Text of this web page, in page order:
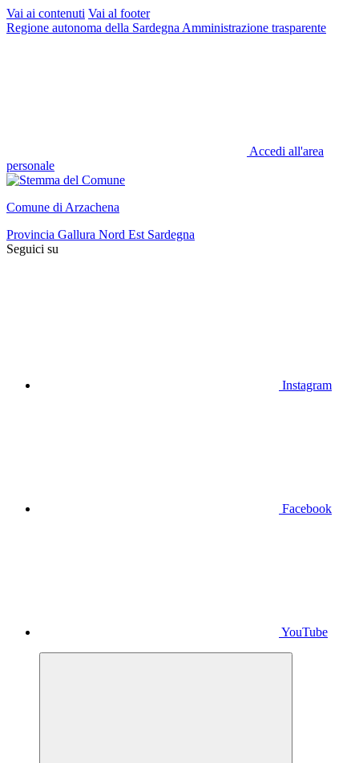
Vai ai contenuti Vai al footer
Regione autonoma della Sardegna Amministrazione trasparente
Accedi all'area
personale
Comune di Arzachena
Provincia Gallura Nord Est Sardegna
Seguici su
Instagram
Facebook
YouTube